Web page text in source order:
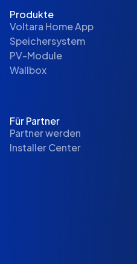
Produkte
Voltara Home App
Speichersystem
PV-Module
Wallbox
Für Partner
Partner werden
Installer Center